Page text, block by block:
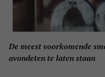
De meest voorkomende
avondeten te laten staan